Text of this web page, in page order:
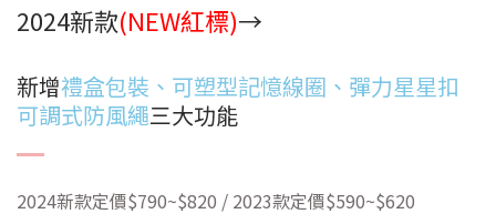
2024新款(NEW紅標)→
新增禮盒包裝、可塑型記憶線圈、彈力星星扣
可調式防風繩三大功能
2024新款定價$790~$820 / 2023款定價$590~$620